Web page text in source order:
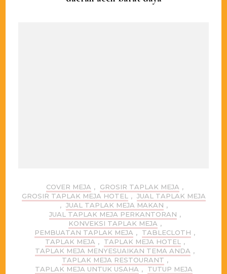
COVER MEJA , GROSIR TAPLAK MEJA ,
GROSIR TAPLAK MEJA HOTEL
, JUAL TAPLAK MEJA
, JUAL TAPLAK MEJA MAKAN ,
JUAL TAPLAK MEJA PERKANTORAN ,
KONVEKSI TAPLAK MEJA ,
PEMBUATAN TAPLAK MEJA , TABLECLOTH ,
TAPLAK MEJA , TAPLAK MEJA HOTEL
,
TAPLAK MEJA MENYESUAIKAN TEMA ANDA ,
TAPLAK MEJA RESTOURANT ,
TAPLAK MEJA UNTUK USAHA , TUTUP MEJA